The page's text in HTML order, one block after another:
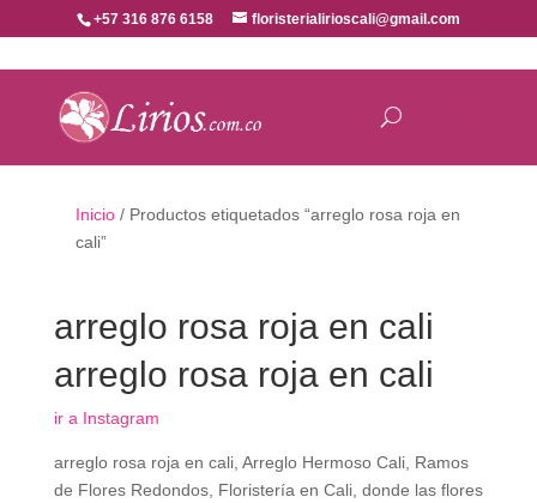
+57 316 876 6158 floristerialirioscali@gmail.com
Inicio/ Productos etiquetados “arreglo rosa roja en
cali”
arreglo rosa roja en cali
arreglo rosa roja en cali
ir a Instagram
arreglo rosa roja en cali, Arreglo Hermoso Cali, Ramos
de Flores Redondos, Floristería en Cali, donde las flores